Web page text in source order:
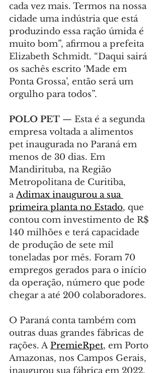
cada vez mais. Termos na nossa
cidade uma indústria que está
produzindo essa ração úmida é
muito bom”, afirmou a prefeita
Elizabeth Schmidt. “Daqui sairá
os sachês escrito ‘Made em
Ponta Grossa’, então será um
orgulho para todos”.
POLO PET — Esta é a segunda
empresa voltada a alimentos
pet inaugurada no Paraná em
menos de 30 dias. Em
Mandirituba, na Região
Metropolitana de Curitiba,
a Adimax inaugurou a sua
primeira planta no Estado, que
contou com investimento de R$
140 milhões e terá capacidade
de produção de sete mil
toneladas por mês. Foram 70
empregos gerados para o início
da operação, número que pode
chegar a até 200 colaboradores.
O Paraná conta também com
outras duas grandes fábricas de
rações. A PremieRpet, em Porto
Amazonas, nos Campos Gerais,
inaugurou sua fábrica em 2022,